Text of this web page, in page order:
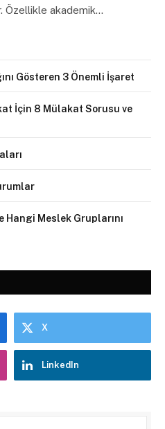
Özellikle akademik…
Gösteren 3 Önemli İşaret
İçin 8 Mülakat Sorusu ve
Hangi Meslek Gruplarını
X
LinkedIn